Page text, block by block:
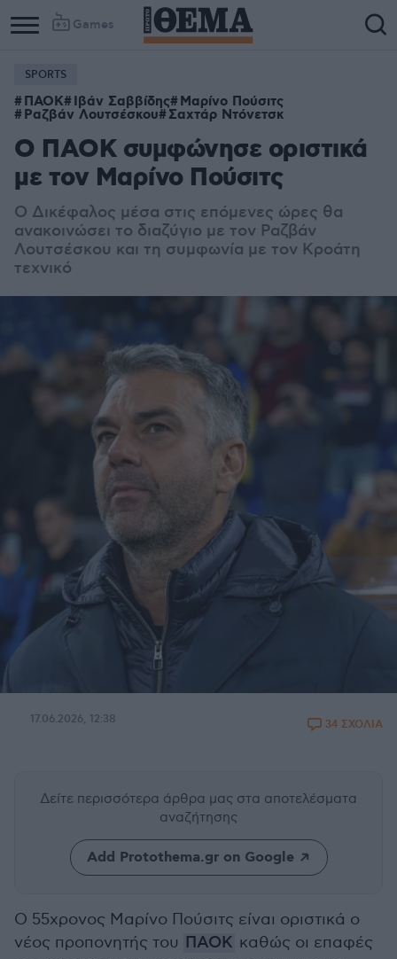
Games
SPORTS
ΠΑΟΚ Ιβάν Σαββίδης Μαρίνο Πούσιτς
Ραζβάν Λουτσέσκου Σαχτάρ Ντόνετσκ
Ο ΠΑΟΚ συμφώνησε οριστικά
με τον Μαρίνο Πούσιτς
Ο Δικέφαλος μέσα στις επόμενες ώρες θα
ανακοινώσει το διαζύγιο με τον Ραζβάν
Λουτσέσκου και τη συμφωνία με τον Κροάτη
τεχνικό
17.06.2026, 12:38 34 ΣΧΟΛΙΑ
Δείτε περισσότερα άρθρα μας στα αποτελέσματα
αναζήτησης
Add Protothema.gr on Google
Ο 55χρονος Μαρίνο Πούσιτς είναι οριστικά ο
νέος προπονητής του ΠΑΟΚ καθώς οι επαφές